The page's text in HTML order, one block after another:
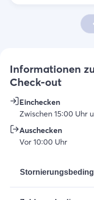
Informationen
Check-out
Einchecken
Zwischen 15:00 Uhr
Auschecken
Vor 10:00 Uhr